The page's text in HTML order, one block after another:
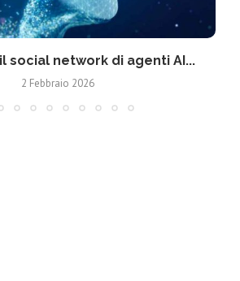
social network di agenti AI...
2 Febbraio 2026